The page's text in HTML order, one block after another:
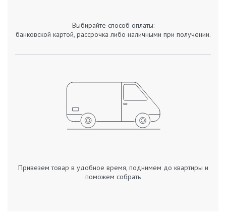
Выбирайте способ оплаты:
банковской картой, рассрочка либо наличными при получении.
Привезем товар в удобное время, поднимем до квартиры и
поможем собрать